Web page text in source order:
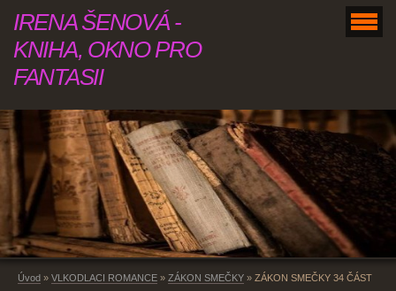
IRENA ŠENOVÁ -
KNIHA, OKNO PRO
FANTASII
Úvod » VLKODLACI ROMANCE » ZÁKON SMEČKY » ZÁKON SMEČKY 34 ČÁST